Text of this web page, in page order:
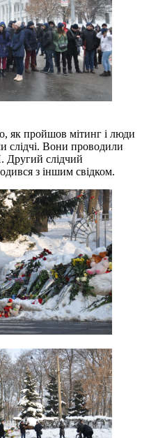
як пройшов мітинг і люди
слідчі. Вони проводили
Другий слідчий
з іншим свідком.